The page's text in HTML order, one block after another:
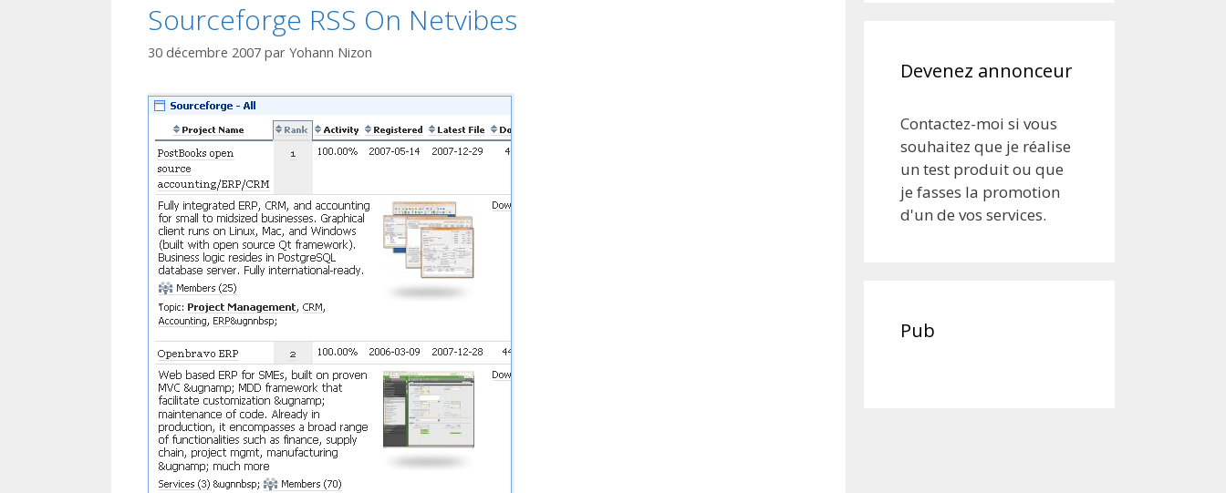
Sourceforge RSS On Netvibes
30 décembre 2007 par Yohann Nizon
Devenez annonceur
Contactez-moi si vous
souhaitez que je réalise
un test produit ou que
je fasses la promotion
d'un de vos services.
Pub